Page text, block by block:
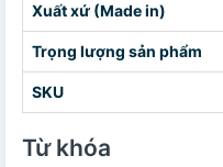
Xuất xứ (Made in)
Trọng lượng sản phẩm
SKU
Từ khóa